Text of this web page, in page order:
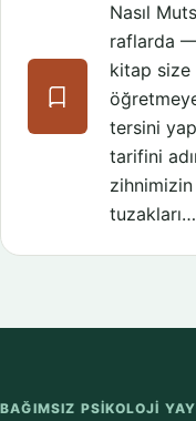
Nasıl
raflarda
kitap size
tersini
tarifini
tuzakları…
BAĞIMSIZ PSIKOLOJI